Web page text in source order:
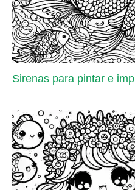
Sirenas para pintar e